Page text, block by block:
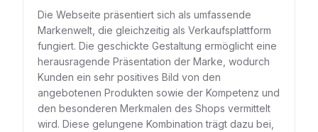
Die Webseite präsentiert sich als umfassende
Markenwelt, die gleichzeitig als Verkaufsplattform
fungiert. Die geschickte Gestaltung ermöglicht eine
herausragende Präsentation der Marke, wodurch
Kunden ein sehr positives Bild von den
angebotenen Produkten sowie der Kompetenz und
den besonderen Merkmalen des Shops vermittelt
wird. Diese gelungene Kombination trägt dazu bei,